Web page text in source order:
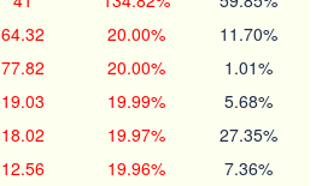
64.32 20.00% 11.70%
77.82 20.00% 1.01%
19.03 19.99% 5.68%
18.02 19.97% 27.35%
12.56 19.96% 7.36%